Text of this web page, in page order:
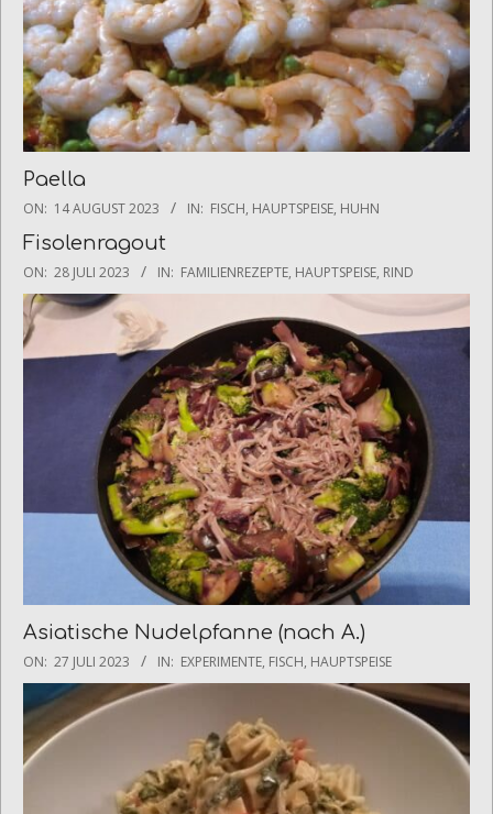
Paella
2023-
14
ON: 14 AUGUST 2023 IN: FISCH, HAUPTSPEISE, HUHN
Fisolenragout
2023-
07-
28
ON: 28 JULI 2023 IN: FAMILIENREZEPTE, HAUPTSPEISE, RIND
Asiatische Nudelpfanne (nach A.)
2023-
07-
27
ON: 27 JULI 2023 IN: EXPERIMENTE, FISCH, HAUPTSPEISE